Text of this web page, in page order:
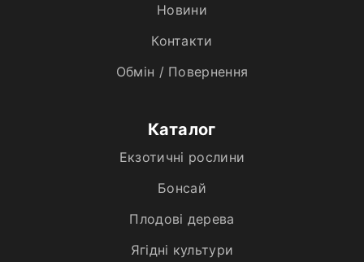
Новини
Контакти
Обмін / Повернення
Каталог
Екзотичні рослини
Бонсай
Плодові дерева
Ягідні культури